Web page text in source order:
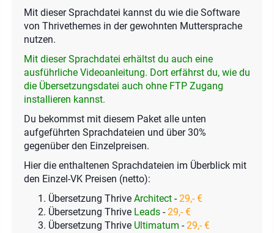
Mit dieser Sprachdatei kannst du wie die Software
von Thrivethemes in der gewohnten Muttersprache
nutzen.
Mit dieser Sprachdatei erhältst du auch eine
ausführliche Videoanleitung. Dort erfährst du, wie du
die Übersetzungsdatei auch ohne FTP Zugang
installieren kannst.
Du bekommst mit diesem Paket alle unten
aufgeführten Sprachdateien und über 30%
gegenüber den Einzelpreisen.
Hier die enthaltenen Sprachdateien im Überblick mit
den Einzel-VK Preisen (netto):
Übersetzung Thrive Architect -29,- €
Übersetzung Thrive Leads -29,- €
Übersetzung Thrive Ultimatum -29,- €